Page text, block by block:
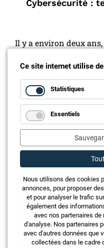
Cybersécurité :
Il y a environ deux
afin de sensibiliser le
spécifiquement adapté
d'être développé. Le
disponible en ligne.
Ce site internet utilise
Statistiques
Essentiels
Nous utilisons des cookies
annonces, pour proposer
et pour analyser le trafic
également des
avec nos partenaires
d'analyse. Nos partenaires
avec d'autres données que
collectées dans le cadre